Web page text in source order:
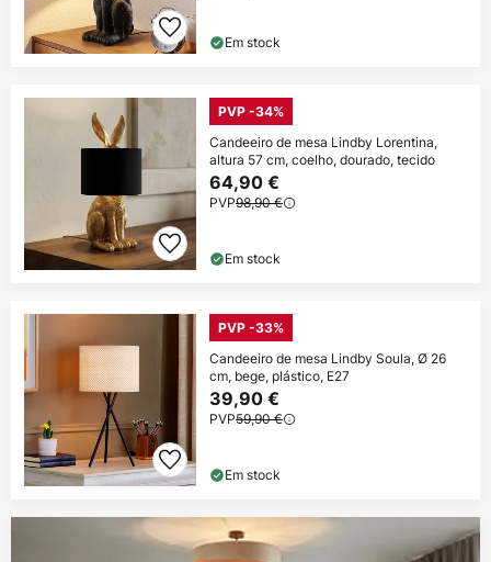
Em stock
PVP -34%
Candeeiro de mesa Lindby Lorentina,
altura 57 cm, coelho, dourado, tecido
64,90 €
PVP98,90 €
Em stock
PVP -33%
Candeeiro de mesa Lindby Soula, Ø 26
cm, bege, plástico, E27
39,90 €
PVP59,90 €
Em stock